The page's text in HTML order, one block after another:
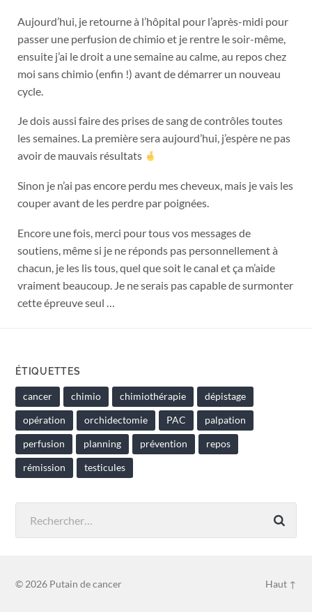
Aujourd’hui, je retourne à l’hôpital pour l’après-midi pour
passer une perfusion de chimio et je rentre le soir-même,
ensuite j’ai le droit a une semaine au calme, au repos chez
moi sans chimio (enfin !) avant de démarrer un nouveau
cycle.
Je dois aussi faire des prises de sang de contrôles toutes
les semaines. La première sera aujourd’hui, j’espère ne pas
avoir de mauvais résultats
Sinon je n’ai pas encore perdu mes cheveux, mais je vais les
couper avant de les perdre par poignées.
Encore une fois, merci pour tous vos messages de
soutiens, même si je ne réponds pas personnellement à
chacun, je les lis tous, quel que soit le canal et ça m’aide
vraiment beaucoup. Je ne serais pas capable de surmonter
cette épreuve seul …
ÉTIQUETTES
cancer chimio chimiothérapie dépistage
opération orchidectomie PAC palpation
perfusion planning prévention repos
rémission testicules
© 2026 Putain de cancer Haut ↑